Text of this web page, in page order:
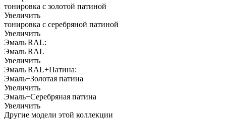
тонировка с золотой патиной
Увеличить
тонировка с серебряной патиной
Увеличить
Эмаль RAL:
Эмаль RAL
Увеличить
Эмаль RAL+Патина:
Эмаль+Золотая патина
Увеличить
Эмаль+Серебряная патина
Увеличить
Другие модели этой коллекции